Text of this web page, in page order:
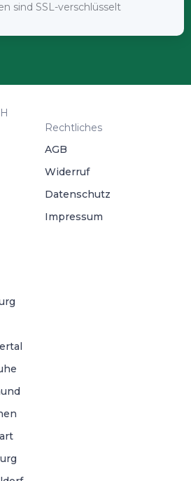
sind SSL-verschlüsselt
Rechtliches
AGB
Widerruf
Datenschutz
Impressum